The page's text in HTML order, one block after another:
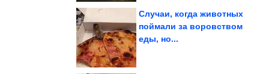
Самые
Случаи, когда животных
поймали за воровством
еды, но...